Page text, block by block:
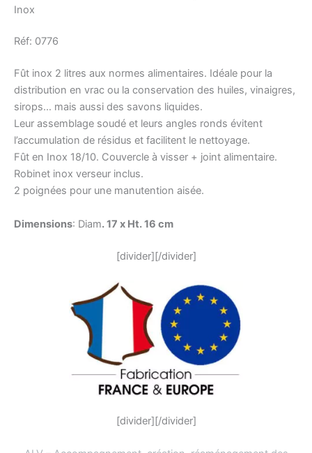
Inox
Réf: 0776
Fût inox 2 litres aux normes alimentaires. Idéale pour la
distribution en vrac ou la conservation des huiles, vinaigres,
sirops… mais aussi des savons liquides.
Leur assemblage soudé et leurs angles ronds évitent
l’accumulation de résidus et facilitent le nettoyage.
Fût en Inox 18/10. Couvercle à visser + joint alimentaire.
Robinet inox verseur inclus.
2 poignées pour une manutention aisée.
Dimensions: Diam. 17 x Ht. 16 cm
[divider][/divider]
[divider][/divider]